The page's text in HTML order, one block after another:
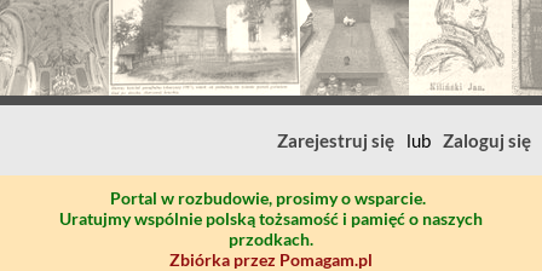
Zarejestruj się lub Zaloguj się
Portal w rozbudowie, prosimy o wsparcie.
Uratujmy wspólnie polską tożsamość i pamięć o naszych
przodkach.
Zbiórka przez Pomagam.pl